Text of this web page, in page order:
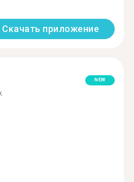
Скачать приложение
NEW